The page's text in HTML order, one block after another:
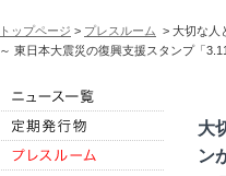
トップページ > プレスルーム > 大切な人
～ 東日本大震災の復興支援スタンプ「
大
ン